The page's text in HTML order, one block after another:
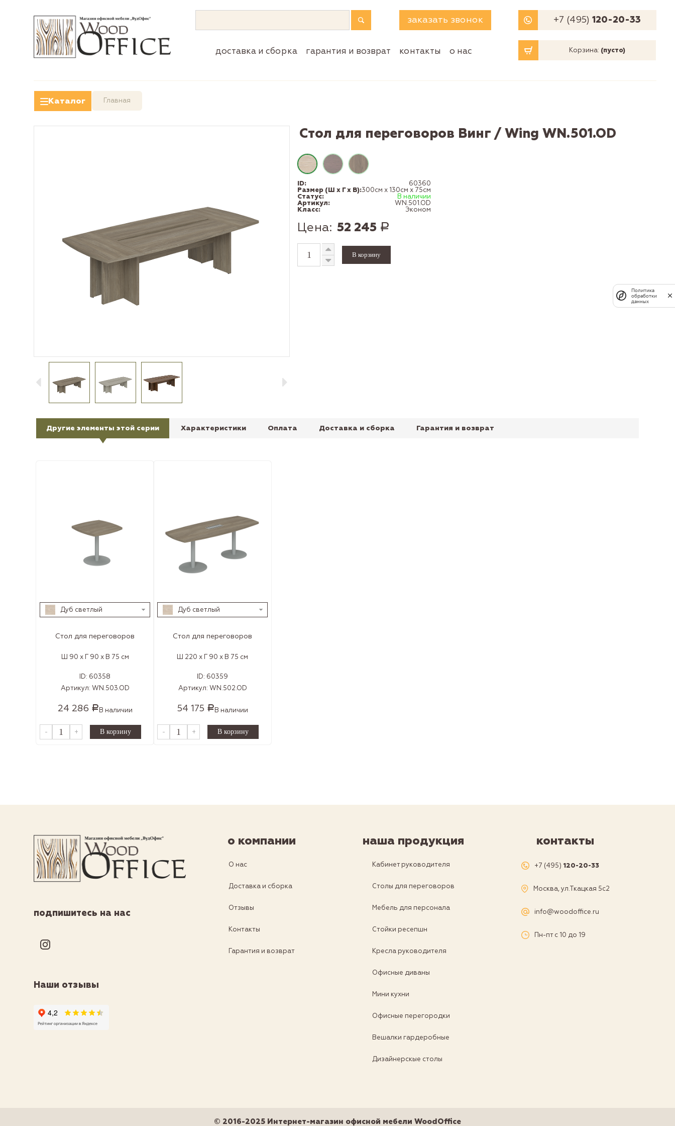
заказать звонок +7 (495)120-20-33
доставка и сборка гарантия и возврат контакты о нас Корзина: (пусто)
Каталог Главная
Стол для переговоров Винг / Wing WN.501.OD
ID:
60360
Размер (Ш x Г x В):300см x 130см x 75см
Статус:
В наличии
Артикул:
WN.501.OD
Класс:
Эконом
Цена: 52 245 Р
Другие элементы этой серии Характеристики Оплата Доставка и сборка Гарантия и возврат
Дуб светлый
Стол для переговоров
Ш 90 x Г 90 x В 75 см
ID: 60358
Артикул: WN.503.OD
24 286 Р В наличии
- +
Дуб светлый
Стол для переговоров
Ш 220 x Г 90 x В 75 см
ID: 60359
Артикул: WN.502.OD
54 175 Р В наличии
- +
подпишитесь на нас
Наши отзывы
о компании
О нас
Доставка и сборка
Отзывы
Контакты
Гарантия и возврат
наша продукция
Кабинет руководителя
Столы для переговоров
Мебель для персонала
Стойки ресепшн
Кресла руководителя
Офисные диваны
Мини кухни
Офисные перегородки
Вешалки гардеробные
Дизайнерскые столы
контакты
+7 (495) 120-20-33
Москва, ул.Ткацкая 5с2
info@woodoffice.ru
Пн-пт с 10 до 19
© 2016-2025 Интернет-магазин офисной мебели WoodOffice
Политика
обработки
данных